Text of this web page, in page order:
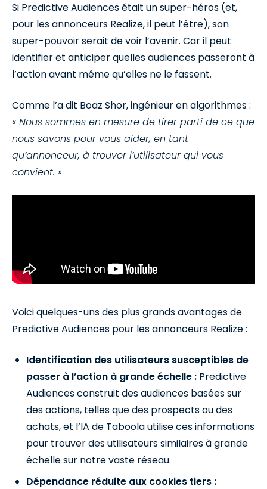
Si Predictive Audiences était un super-héros (et,
pour les annonceurs Realize, il peut l’être), son
super-pouvoir serait de voir l’avenir. Car il peut
identifier et anticiper quelles audiences passeront à
l’action avant même qu’elles ne le fassent.
Comme l’a dit Boaz Shor, ingénieur en algorithmes :
« Nous sommes en mesure de tirer parti de ce que
nous savons pour vous aider, en tant
qu’annonceur, à trouver l’utilisateur qui vous
convient. »
Voici quelques-uns des plus grands avantages de
Predictive Audiences pour les annonceurs Realize :
Identification des utilisateurs susceptibles de
passer à l’action à grande échelle : Predictive
Audiences construit des audiences basées sur
des actions, telles que des prospects ou des
achats, et l’IA de Taboola utilise ces informations
pour trouver des utilisateurs similaires à grande
échelle sur notre vaste réseau.
Dépendance réduite aux cookies tiers :